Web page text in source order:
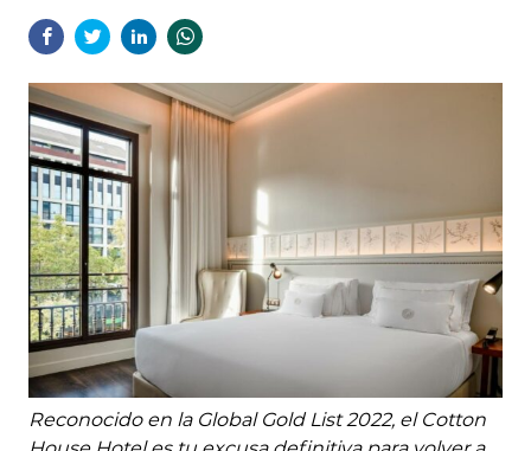
Reconocido en la Global Gold List 2022, el Cotton